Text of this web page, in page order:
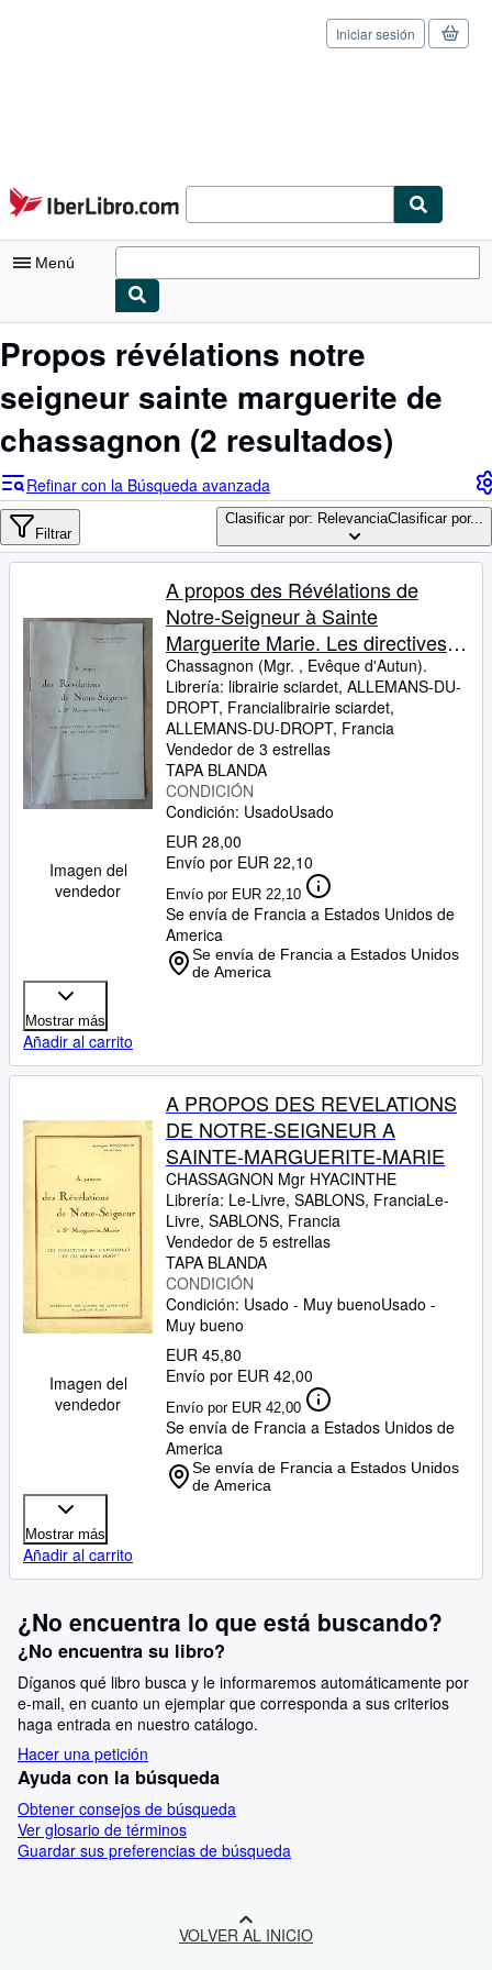
Pasar al contenido principal
IberLibro.com
Iniciar sesión
Menú
Consultar mis pedidos
Cerrar sesión
Búsqueda avanzada
Colecciones
Libros antiguos
Comenzar a vender
Ayuda
CERRAR
Propos révélations notre
seigneur sainte marguerite de
chassagnon (2 resultados)
Refinar con la Búsqueda avanzada
Filtrar
Clasificar por: RelevanciaClasificar por...
Imagen del
vendedor
A propos des Révélations de
Notre-Seigneur à Sainte
Marguerite Marie. Les directives
de l'apostolat en ces derniers
temps.
Chassagnon (Mgr. , Evêque d'Autun).
Librería: librairie sciardet, ALLEMANS-DU-
DROPT, Francialibrairie sciardet,
ALLEMANS-DU-DROPT, Francia
Vendedor de 3 estrellas
TAPA BLANDA
CONDICIÓN
Condición: UsadoUsado
EUR 28,00
Envío por EUR 22,10
Envío por EUR 22,10
Se envía de Francia a Estados Unidos de
America
Se envía de Francia a Estados Unidos
de America
Mostrar más
Añadir al carrito
Imagen del
vendedor
A PROPOS DES REVELATIONS
DE NOTRE-SEIGNEUR A
SAINTE-MARGUERITE-MARIE
CHASSAGNON Mgr HYACINTHE
Librería: Le-Livre, SABLONS, FranciaLe-
Livre, SABLONS, Francia
Vendedor de 5 estrellas
TAPA BLANDA
CONDICIÓN
Condición: Usado - Muy buenoUsado -
Muy bueno
EUR 45,80
Envío por EUR 42,00
Envío por EUR 42,00
Se envía de Francia a Estados Unidos de
America
Se envía de Francia a Estados Unidos
de America
Mostrar más
Añadir al carrito
¿No encuentra lo que está buscando?
¿No encuentra su libro?
Díganos qué libro busca y le informaremos automáticamente por
e-mail, en cuanto un ejemplar que corresponda a sus criterios
haga entrada en nuestro catálogo.
Hacer una petición
Ayuda con la búsqueda
Obtener consejos de búsqueda
Ver glosario de términos
Guardar sus preferencias de búsqueda
VOLVER AL INICIO